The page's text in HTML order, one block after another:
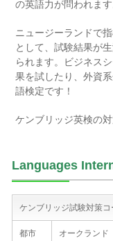
の英語力が問われます
ニュージーランドで
として、試験結果が
られます。ビジネス
果を試したり、外資
語検定です！
ケンブリッジ英検の
Languages
ケンブリッジ試験対策コ
都市 オークランド